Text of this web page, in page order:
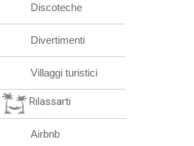
Discoteche
Divertimenti
Villaggi turistici
Rilassarti
Airbnb